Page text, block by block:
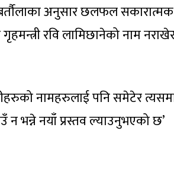
अनुसार छलफल सकारात्मक
रवि लामिछानेको नाम
नामहरुलाई पनि समेटेर
भन्ने नयाँ प्रस्तव ल्याउनुभएको छ’